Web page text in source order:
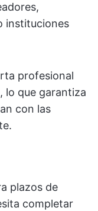
instituciones
profesional
lo que garantiza
con las
plazos de
completar